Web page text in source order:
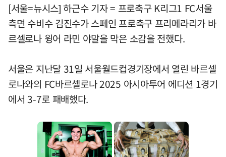
[서울=뉴시스] 하근수 기자 = 프로축구 K리그1 FC서울
측면 수비수 김진수가 스페인 프로축구 프리메라리가 바
르셀로나 윙어 라민 야말을 막은 소감을 전했다.
서울은 지난달 31일 서울월드컵경기장에서 열린 바르셀
로나와의 FC바르셀로나 2025 아시아투어 에디션 1경기
에서 3-7로 패배했다.